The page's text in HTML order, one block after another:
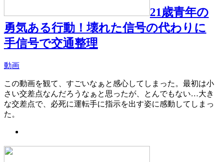
21歳青年の
勇気ある行動！壊れた信号の代わりに
手信号で交通整理
動画
この動画を観て、すごいなぁと感心してしまった。最初は小
さい交差点なんだろうなぁと思ったが、とんでもない…大き
な交差点で、必死に運転手に指示を出す姿に感動してしまっ
た。